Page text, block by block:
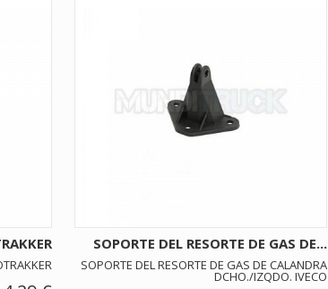
SOPORTE DEL RESORTE DE GAS DE...
SOPORTE DEL RESORTE DE GAS DE CALANDRA
DCHO./IZQDO. IVECO